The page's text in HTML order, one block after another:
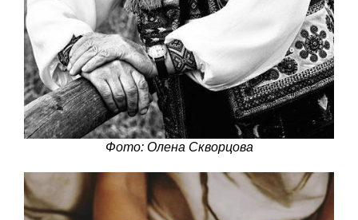
Фото: Олена Скворцова